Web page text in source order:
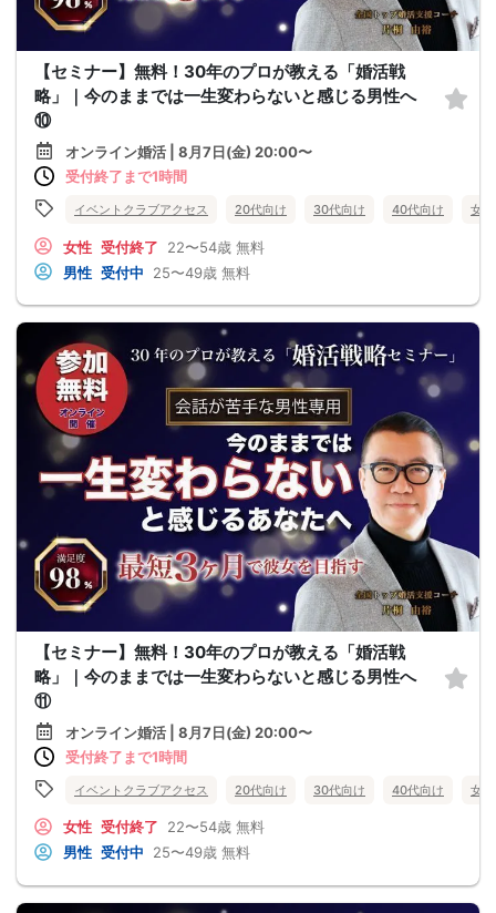
【セミナー】無料！30年のプロが教える「婚活戦
略」｜今のままでは一生変わらないと感じる男性へ
⑩
オンライン婚活 | 8月7日(金) 20:00〜
受付終了まで1時間
イベントクラブアクセス 20代向け 30代向け 40代向け 女
女性 受付終了 22〜54歳 無料
男性 受付中 25〜49歳 無料
【セミナー】無料！30年のプロが教える「婚活戦
略」｜今のままでは一生変わらないと感じる男性へ
⑪
オンライン婚活 | 8月7日(金) 20:00〜
受付終了まで1時間
イベントクラブアクセス 20代向け 30代向け 40代向け 女
女性 受付終了 22〜54歳 無料
男性 受付中 25〜49歳 無料